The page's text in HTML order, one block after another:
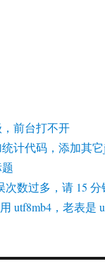
，前台打不开
计代码，添加其
次数过多，请 15
utf8mb4，老表是